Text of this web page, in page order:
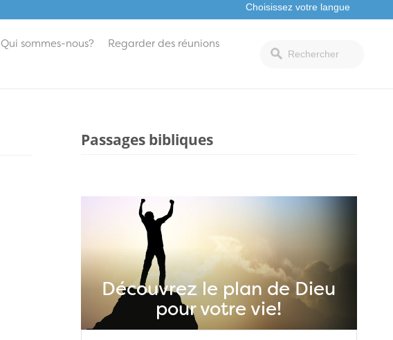
Qui sommes-nous?
Regarder des réunions
Passages bibliques
Découvrez le plan de Dieu
pour votre vie!